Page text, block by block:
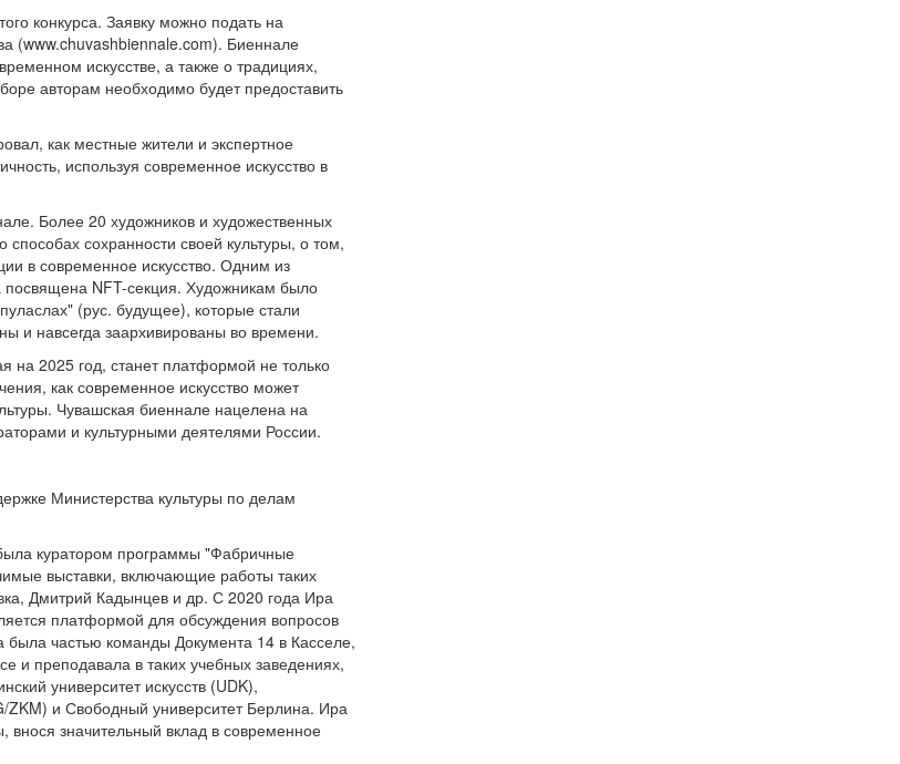
конкурса. Заявку можно подать на
(www.chuvashbiennale.com). Биеннале
искусстве, а также о традициях,
авторам необходимо будет предоставить
как местные жители и экспертное
используя современное искусство в
Более 20 художников и художественных
сохранности своей культуры, о том,
в современное искусство. Одним из
посвящена NFT-секция. Художникам было
(рус. будущее), которые стали
и навсегда заархивированы во времени.
на 2025 год, станет платформой не только
как современное искусство может
Чувашская биеннале нацелена на
и культурными деятелями России.
Министерства культуры по делам
куратором программы "Фабричные
выставки, включающие работы таких
Дмитрий Кадынцев и др. С 2020 года Ира
платформой для обсуждения вопросов
была частью команды Документа 14 в Касселе,
и преподавала в таких учебных заведениях,
университет искусств (UDK),
ZKM) и Свободный университет Берлина. Ира
внося значительный вклад в современное